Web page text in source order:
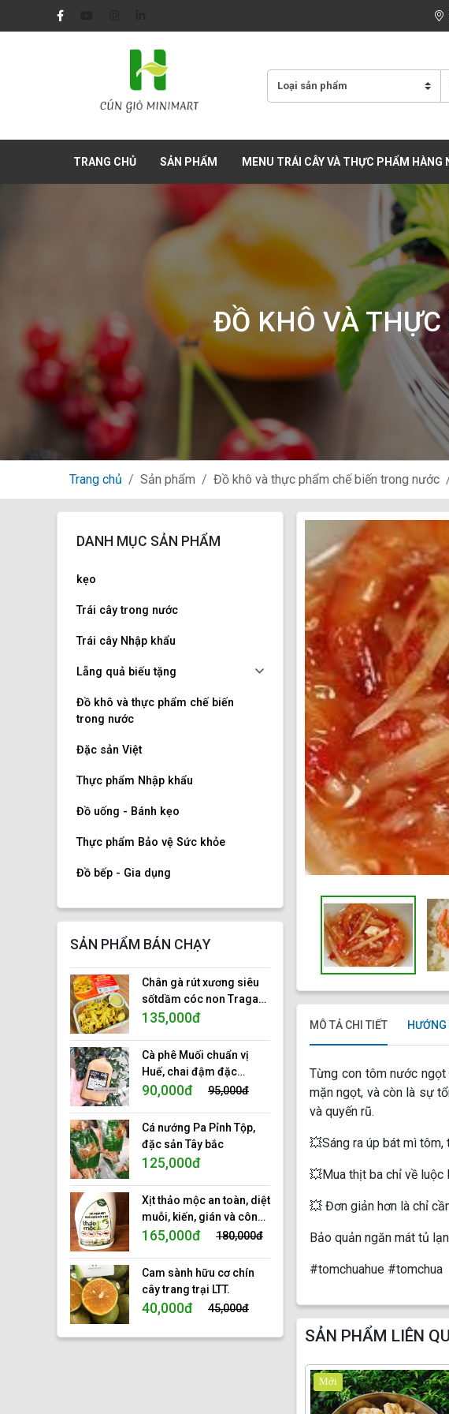
TRANG CHỦ SẢN PHẨM MENU TRÁI CÂY VÀ THỰC PHẨM HÀNG
ĐỒ KHÔ VÀ
Trang chủ Sản phẩm Đồ khô và thực phẩm chế biến trong nước
MÔ TẢ CHI TIẾT
Từng con tôm nước
mặn ngọt, và còn là sự
và quyến rũ.
💥Sáng ra úp bát mì
💥Mua thịt ba chỉ về luộc
💥 Đơn giản hơn là chỉ
Bảo quản ngăn mát tủ
#tomchuahue #tomchua
SẢN PHẨM LIÊN
Mới
DANH MỤC SẢN PHẨM
kẹo
Trái cây trong nước
Trái cây Nhập khẩu
Lẵng quả biếu tặng
Đồ khô và thực phẩm chế biến
trong nước
Đặc sản Việt
Thực phẩm Nhập khẩu
Đồ uống - Bánh kẹo
Thực phẩm Bảo vệ Sức khỏe
Đồ bếp - Gia dụng
SẢN PHẨM BÁN CHẠY
Chân gà rút xương siêu
sốtdầm cóc non Traga
foods, hộp nhôm 500gr.
135,000đ
Cà phê Muối chuẩn vị
Huế, chai đậm đặc
350ml
90,000đ 95,000đ
Cá nướng Pa Pỉnh Tộp,
đặc sản Tây bắc
125,000đ
Xịt thảo mộc an toàn, diệt
muỗi, kiến, gián và côn
trùng, tinh dầu thảo mộc
165,000đ 180,000đ
Cam sành hữu cơ chín
cây trang trại LTT.
40,000đ 45,000đ